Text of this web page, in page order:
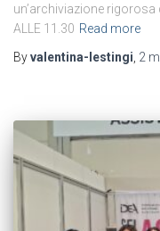
un’archiviazione rigorosa
ALLE 11.30 Read more
Byvalentina-lestingi 2